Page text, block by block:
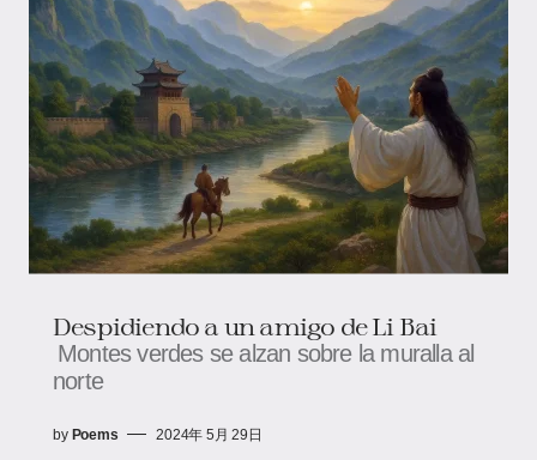
Despidiendo a un amigo de Li Bai
Montes verdes se alzan sobre la muralla al
norte
by Poems 2024年 5月 29日